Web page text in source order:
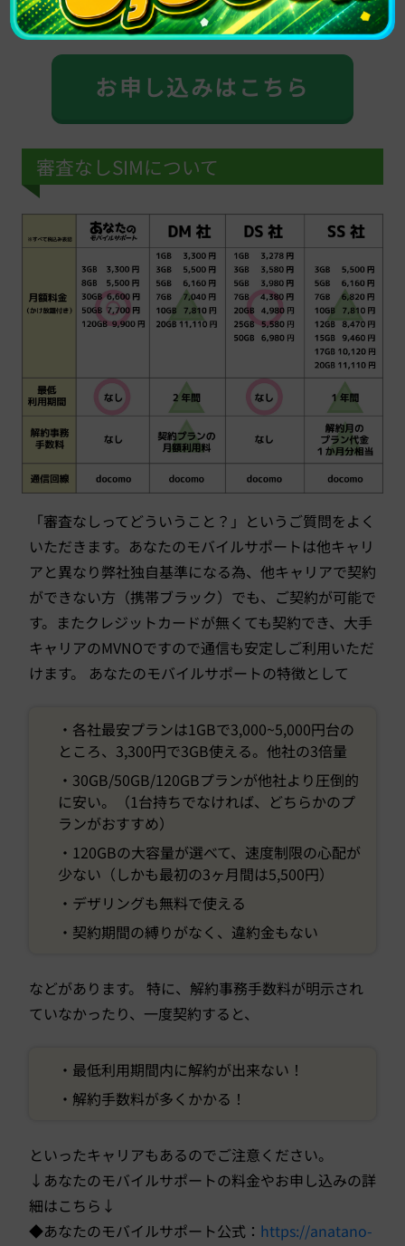
さい。
お申し込みはこちら
審査なしSIMについて
「審査なしってどういうこと？」というご質問をよく
いただきます。あなたのモバイルサポートは他キャリ
アと異なり弊社独自基準になる為、他キャリアで契約
ができない方（携帯ブラック）でも、ご契約が可能で
す。またクレジットカードが無くても契約でき、大手
キャリアのMVNOですので通信も安定しご利用いただ
けます。 あなたのモバイルサポートの特徴として
・各社最安プランは1GBで3,000~5,000円台の
ところ、3,300円で3GB使える。他社の3倍量
・30GB/50GB/120GBプランが他社より圧倒的
に安い。（1台持ちでなければ、どちらかのプ
ランがおすすめ）
・120GBの大容量が選べて、速度制限の心配が
少ない（しかも最初の3ヶ月間は5,500円）
・デザリングも無料で使える
・契約期間の縛りがなく、違約金もない
などがあります。 特に、解約事務手数料が明示され
ていなかったり、一度契約すると、
・最低利用期間内に解約が出来ない！
・解約手数料が多くかかる！
といったキャリアもあるのでご注意ください。
↓あなたのモバイルサポートの料金やお申し込みの詳
細はこちら↓
◆あなたのモバイルサポート公式： https://anatano-